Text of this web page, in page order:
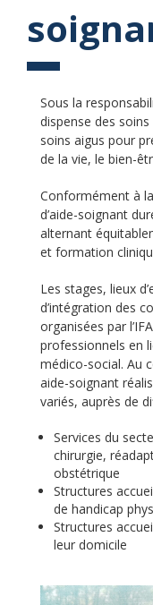
Sous la
dispense des
soins aigus pour
de la vie, le bien-
Conformément à
d’aide-soignant
alternant
et formation
Les stages, lieux
d’intégration des
organisées par
professionnels en
médico-social. Au
aide-soignant
variés, auprès de
Services du
chirurgie,
obstétrique
Structures
de handicap
Structures
leur domicile